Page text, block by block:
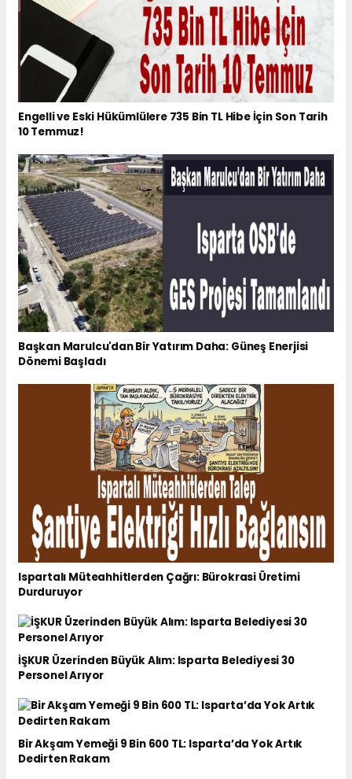
Engelli ve Eski Hükümlülere 735 Bin TL Hibe İçin Son Tarih
10 Temmuz!
Başkan Marulcu'dan Bir Yatırım Daha: Güneş Enerjisi
Dönemi Başladı
Ispartalı Müteahhitlerden Çağrı: Bürokrasi Üretimi
Durduruyor
İŞKUR Üzerinden Büyük Alım: Isparta Belediyesi 30
Personel Arıyor
Bir Akşam Yemeği 9 Bin 600 TL: Isparta’da Yok Artık
Dedirten Rakam